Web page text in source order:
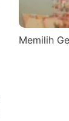
Memilih